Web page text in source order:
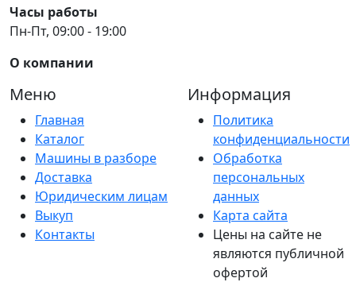
Часы работы
Пн-Пт, 09:00 - 19:00
О компании
Меню
Главная
Каталог
Машины в разборе
Доставка
Юридическим лицам
Выкуп
Контакты
Информация
Политика
конфиденциальности
Обработка
персональных
данных
Карта сайта
Цены на сайте не
являются публичной
офертой